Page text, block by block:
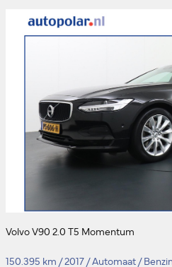
Volvo V90 2.0 T5 Momentum
150.395 km /2017 /Automaat /